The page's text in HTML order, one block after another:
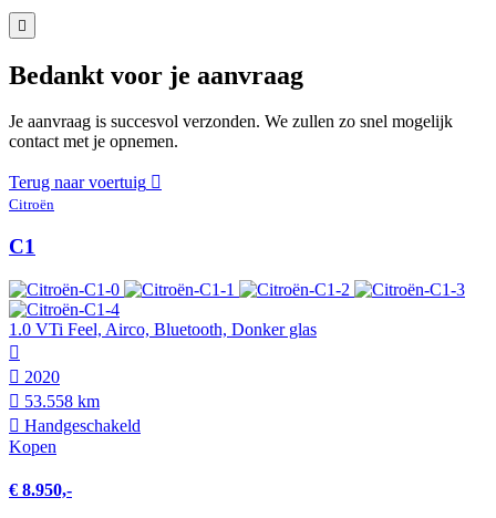
Bedankt voor je aanvraag
Je aanvraag is succesvol verzonden. We zullen zo snel mogelijk
contact met je opnemen.
Terug naar voertuig
Citroën
C1
1.0 VTi Feel, Airco, Bluetooth, Donker glas
2020
53.558 km
Hand­geschakeld
Kopen
€ 8.950,-